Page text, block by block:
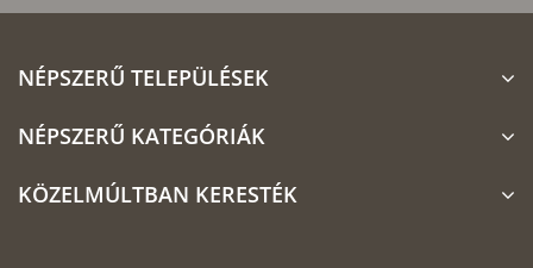
NÉPSZERŰ TELEPÜLÉSEK
NÉPSZERŰ KATEGÓRIÁK
KÖZELMÚLTBAN KERESTÉK